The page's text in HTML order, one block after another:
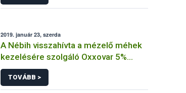
2019. január 23, szerda
A Nébih visszahívta a mézelő méhek
kezelésére szolgáló Oxxovar 5%
oldat gyógyhatású készítményt a
hazai piacról
TOVÁBB >